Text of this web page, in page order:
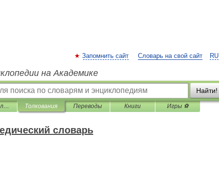
RU
Запомнить сайт Словарь на свой сайт
на Академике
Найти!
Древний мир. Энциклопедический словарь Толкования Переводы Книги Игры ⚽
словарь